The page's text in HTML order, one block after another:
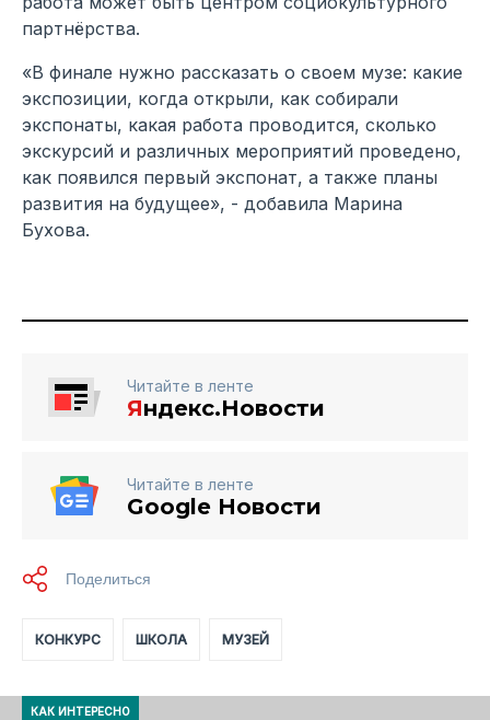
партнёрства.
«В финале нужно рассказать о своем музе: какие
экспозиции, когда открыли, как собирали
экспонаты, какая работа проводится, сколько
экскурсий и различных мероприятий проведено,
как появился первый экспонат, а также планы
развития на будущее», - добавила Марина
Бухова.
Читайте в ленте
Яндекс.Новости
Читайте в ленте
Google Новости
КОНКУРС ШКОЛА МУЗЕЙ
КАК ИНТЕРЕСНО